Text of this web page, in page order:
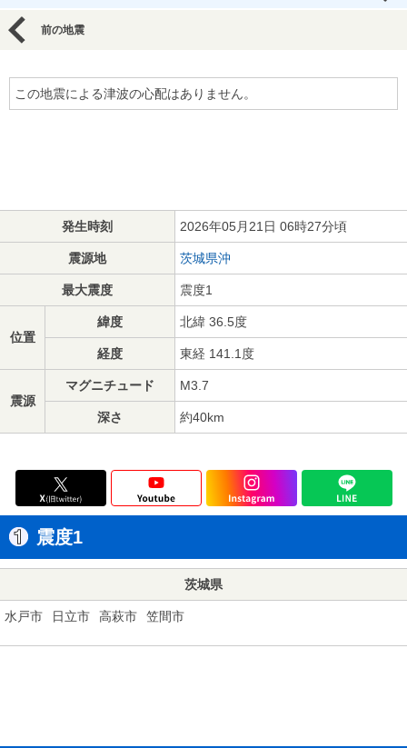
前の地震
この地震による津波の心配はありません。
発生時刻 2026年05月21日 06時27分頃
震源地 茨城県沖
最大震度 震度1
位置
緯度 北緯 36.5度
経度 東経 141.1度
震源
マグニチュード M3.7
深さ 約40km
震度1
茨城県
水戸市 日立市 高萩市 笠間市